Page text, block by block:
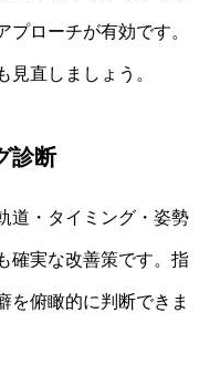
プローチが有効です。
直しましょう。
診断
道・タイミング・姿勢
確実な改善策です。指
を俯瞰的に判断できま